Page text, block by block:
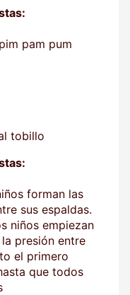
pam pum
tobillo
forman las
sus espaldas.
niños empiezan
presión entre
el primero
que todos